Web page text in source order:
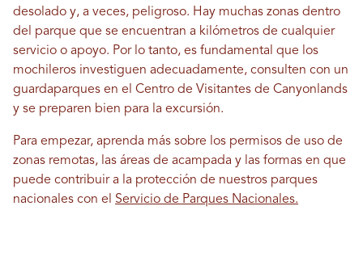
desolado y, a veces, peligroso. Hay muchas zonas dentro
del parque que se encuentran a kilómetros de cualquier
servicio o apoyo. Por lo tanto, es fundamental que los
mochileros investiguen adecuadamente, consulten con un
guardaparques en el Centro de Visitantes de Canyonlands
y se preparen bien para la excursión.
Para empezar, aprenda más sobre los permisos de uso de
zonas remotas, las áreas de acampada y las formas en que
puede contribuir a la protección de nuestros parques
nacionales con el Servicio de Parques Nacionales.